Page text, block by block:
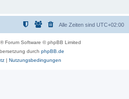
Alle Zeiten sind UTC+02:00
® Forum Software © phpBB Limited
durch phpBB.de
| Nutzungsbedingungen